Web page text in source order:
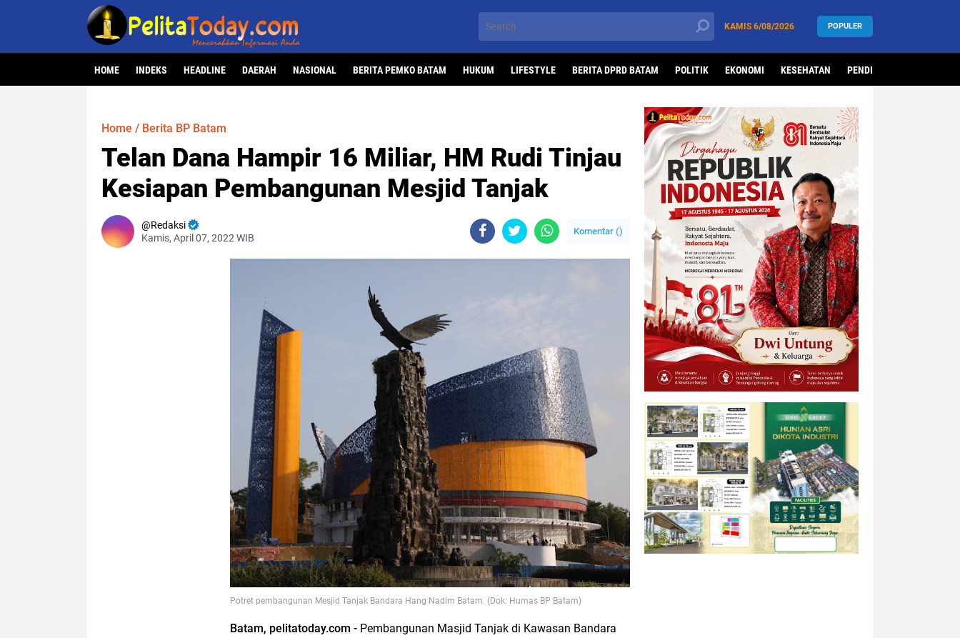
KAMIS 6/08/2026 POPULER
HOME INDEKS HEADLINE DAERAH NASIONAL BERITA PEMKO BATAM HUKUM LIFESTYLE BERITA DPRD BATAM POLITIK EKONOMI KESEHATAN PENDIDIKAN
Home / Berita BP Batam
Telan Dana Hampir 16 Miliar, HM Rudi Tinjau
Kesiapan Pembangunan Mesjid Tanjak
Redaksi
Kamis, April 07, 2022 WIB
Komentar ()
Potret pembangunan Mesjid Tanjak Bandara Hang Nadim Batam. (Dok: Humas BP Batam)
Batam, pelitatoday.com - Pembangunan Masjid Tanjak di Kawasan Bandara